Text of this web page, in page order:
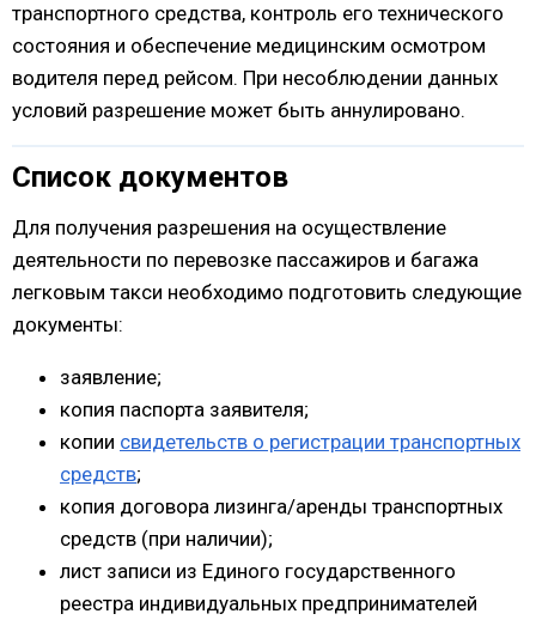
транспортного средства, контроль его технического
состояния и обеспечение медицинским осмотром
водителя перед рейсом. При несоблюдении данных
условий разрешение может быть аннулировано.
Список документов
Для получения разрешения на осуществление
деятельности по перевозке пассажиров и багажа
легковым такси необходимо подготовить следующие
документы:
заявление;
копия паспорта заявителя;
копии свидетельств о регистрации транспортных
средств;
копия договора лизинга/аренды транспортных
средств (при наличии);
лист записи из Единого государственного
реестра индивидуальных предпринимателей